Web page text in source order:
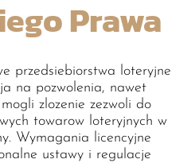
Prawa
przedsiebiorstwa loteryjne
na pozwolenia, nawet
zlozenie zezwoli do
towarow loteryjnych w
Wymagania licencyjne
ustawy i regulacje